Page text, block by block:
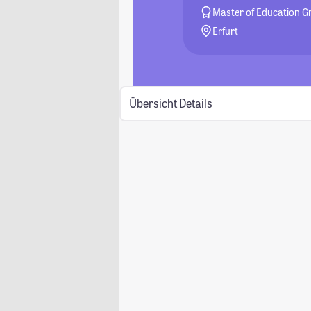
Master of Education
Erfurt
Übersicht Details